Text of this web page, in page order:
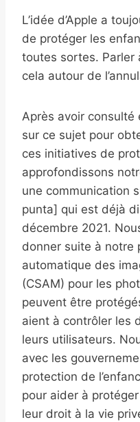
L’idée d’Apple a
de protéger les
toutes sortes. Parler
cela autour de
Après avoir
sur ce sujet pour
ces initiatives de
approfondissons
une communication
punta] qui est déjà
décembre 2021.
donner suite à notre
automatique des
(CSAM) pour les
peuvent être
aient à contrôler les
leurs utilisateurs.
avec les
protection de
pour aider à
leur droit à la vie